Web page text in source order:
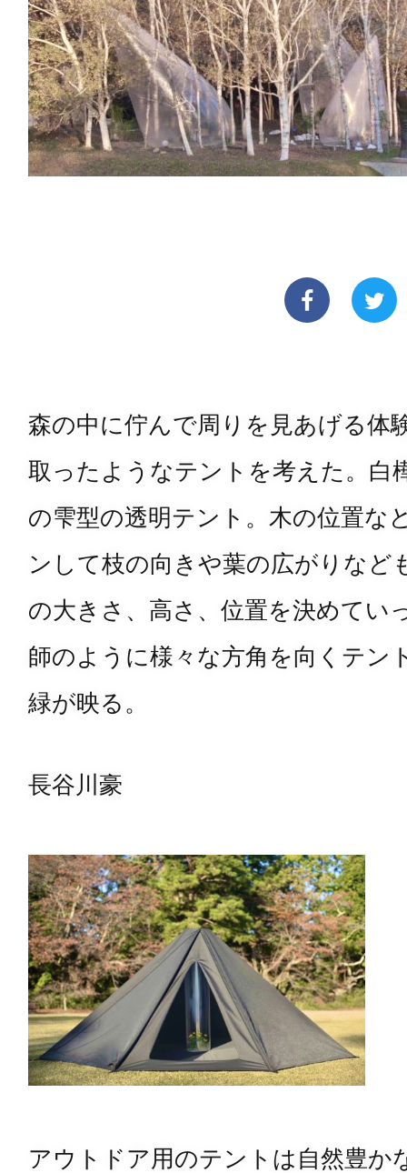
森の中に佇んで周りを見あげる体
取ったようなテントを考えた。白
の雫型の透明テント。木の位置な
ンして枝の向きや葉の広がりなど
の大きさ、高さ、位置を決めてい
師のように様々な方角を向くテン
緑が映る。
長谷川豪
アウトドア用のテントは自然豊か